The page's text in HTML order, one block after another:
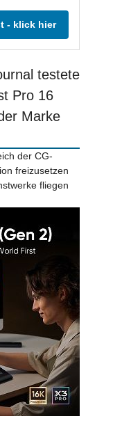
- klick hier
testete
Pro 16
Marke
der CG-
freizusetzen
fliegen